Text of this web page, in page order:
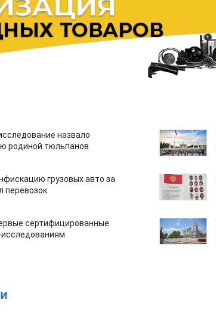
назвало
родиной тюльпанов
грузовых авто за
перевозок
сертифицированные